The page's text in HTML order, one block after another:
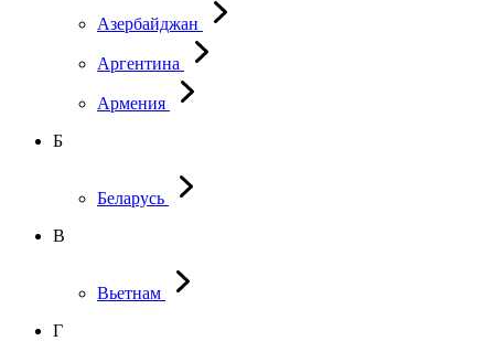
Азербайджан
Аргентина
Армения
Б
Беларусь
В
Вьетнам
Г